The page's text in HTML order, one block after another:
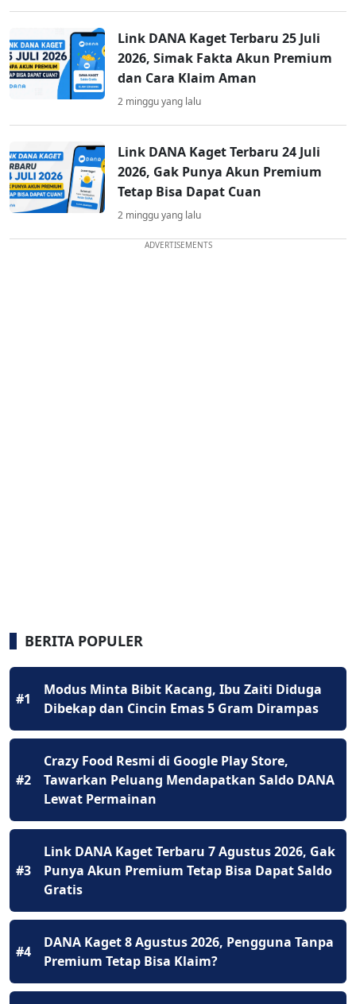
Link DANA Kaget Terbaru 25 Juli
2026, Simak Fakta Akun Premium
dan Cara Klaim Aman
2 minggu yang lalu
Link DANA Kaget Terbaru 24 Juli
2026, Gak Punya Akun Premium
Tetap Bisa Dapat Cuan
2 minggu yang lalu
ADVERTISEMENTS
BERITA POPULER
#1
Modus Minta Bibit Kacang, Ibu Zaiti Diduga
Dibekap dan Cincin Emas 5 Gram Dirampas
#2
Crazy Food Resmi di Google Play Store,
Tawarkan Peluang Mendapatkan Saldo DANA
Lewat Permainan
#3
Link DANA Kaget Terbaru 7 Agustus 2026, Gak
Punya Akun Premium Tetap Bisa Dapat Saldo
Gratis
#4
DANA Kaget 8 Agustus 2026, Pengguna Tanpa
Premium Tetap Bisa Klaim?